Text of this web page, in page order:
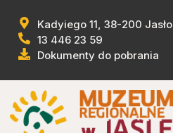
Kadyiego 11, 38-200 Jasło
13 446 23 59
Dokumenty do pobrania